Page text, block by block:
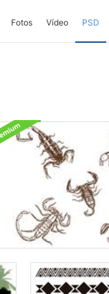
Fotos Vídeo PSD